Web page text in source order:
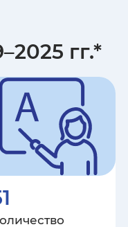
гг.*